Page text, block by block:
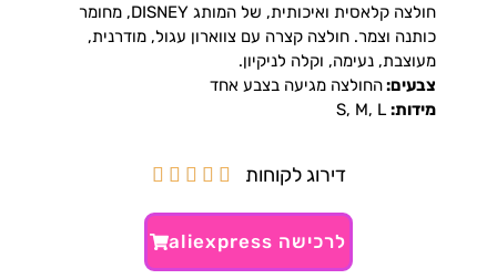
חולצה קלאסית ואיכותית, של המותג DISNEY, מחומר
כותנה וצמר. חולצה קצרה עם צווארון עגול, מודרנית,
מעוצבת, נעימה, וקלה לניקיון.
צבעים:החולצה מגיעה בצבע אחד
מידות:S, M, L
דירוג לקוחות 




לרכישה aliexpress